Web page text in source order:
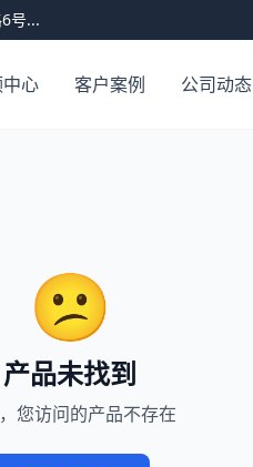
号...
心 客户案例 公司动态
😕
产品未找到
您访问的产品不存在